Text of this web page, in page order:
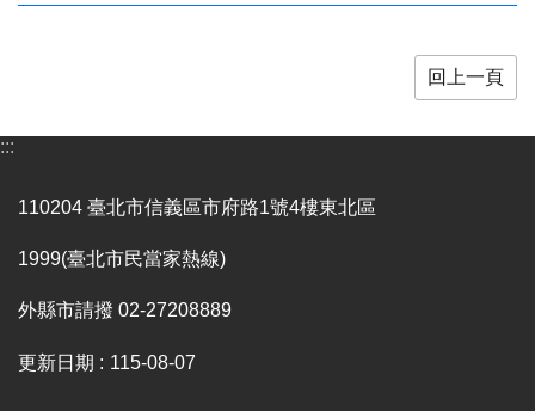
回上一頁
:::
110204 臺北市信義區市府路1號4樓東北區
1999(臺北市民當家熱線)
外縣市請撥 02-27208889
更新日期 115-08-07